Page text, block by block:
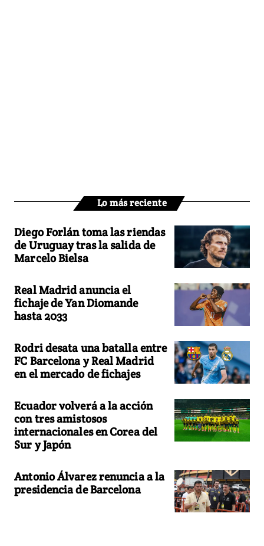
Lo más reciente
Diego Forlán toma las riendas
de Uruguay tras la salida de
Marcelo Bielsa
Real Madrid anuncia el
fichaje de Yan Diomande
hasta 2033
Rodri desata una batalla entre
FC Barcelona y Real Madrid
en el mercado de fichajes
Ecuador volverá a la acción
con tres amistosos
internacionales en Corea del
Sur y Japón
Antonio Álvarez renuncia a la
presidencia de Barcelona